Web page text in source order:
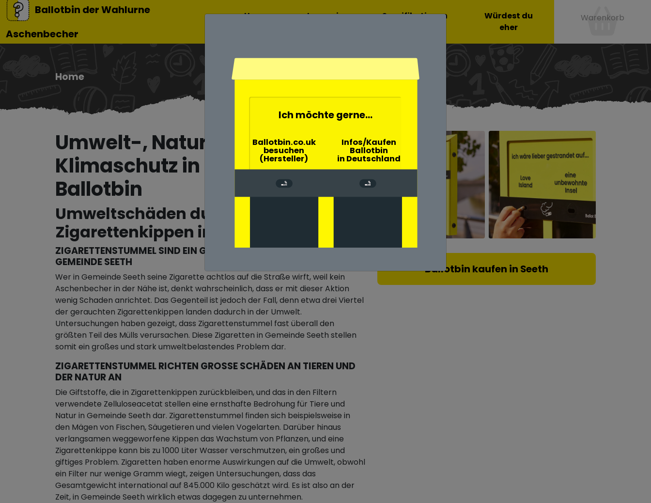
Ballotbin der Wahlurne
Aschenbecher
Home
Lesen sie
Spezifikationen
Würdest du
eher
Warenkorb
Home
Umwelt-, Natur- und
Klimaschutz in Seeth mit der
Ballotbin
Umweltschäden durch
Zigarettenkippen in Gemeinde Seeth
ZIGARETTENSTUMMEL SIND EIN GROSSES UMWELTPROBLEM IN G
EMEINDE SEETH
Wer in Gemeinde Seeth seine Zigarette achtlos auf die Straße wirft, weil kein
Aschenbecher in der Nähe ist, denkt wahrscheinlich, dass er mit dieser Aktion
wenig Schaden anrichtet. Das Gegenteil ist jedoch der Fall, denn etwa drei Viertel
der gerauchten Zigarettenkippen landen dadurch in der Umwelt.
Untersuchungen haben gezeigt, dass Zigarettenstummel fast überall den
größten Teil des Mülls verursachen. Diese Zigaretten in Gemeinde Seeth stellen
somit ein großes und stark umweltbelastendes Problem dar.
ZIGARETTENSTUMMEL RICHTEN GROSSE SCHÄDEN AN TIEREN UND D
ER NATUR AN
Die Giftstoffe, die in Zigarettenkippen zurückbleiben, und das in den Filtern
verwendete Zelluloseacetat stellen eine ernsthafte Bedrohung für Tiere und
Natur in Gemeinde Seeth dar. Zigarettenstummel finden sich beispielsweise in
den Mägen von Fischen, Säugetieren und vielen Vogelarten. Darüber hinaus
verlangsamen weggeworfene Kippen das Wachstum von Pflanzen, und eine
Zigarettenkippe kann bis zu 1000 Liter Wasser verschmutzen, ein großes und
giftiges Problem. Zigaretten haben enorme Auswirkungen auf die Umwelt, obwohl
ein Filter nur wenige Gramm wiegt, zeigen Untersuchungen, dass das
Gesamtgewicht international auf 845.000 Kilo geschätzt wird. Es ist also an der
Zeit, in Gemeinde Seeth wirklich etwas dagegen zu unternehmen.
Ballotbin kaufen in Seeth
Ich möchte gerne...
Ballotbin.co.uk
besuchen
(Hersteller)
Infos/Kaufen
Ballotbin
in Deutschland